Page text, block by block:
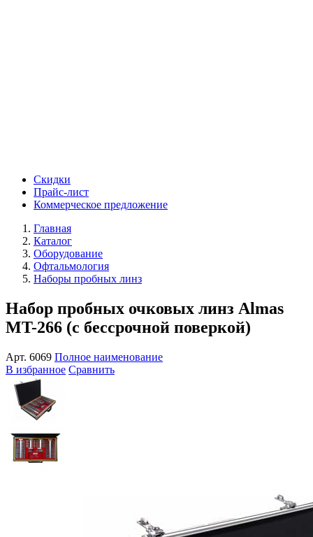
Скидки
Прайс-лист
Коммерческое предложение
Главная
Каталог
Оборудование
Офтальмология
Наборы пробных линз
Набор пробных очковых линз Almas
MT-266 (с бессрочной поверкой)
Арт. 6069 Полное наименование
В избранное Сравнить